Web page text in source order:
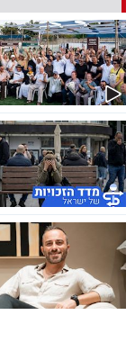
דרושים
ניוזלטרים
מייל
אדום
פרסמו
באייס
עקבו